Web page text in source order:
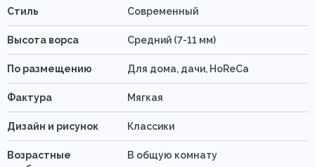
Стиль Современный
Высота ворса Средний (7-11 мм)
По размещению Для дома, дачи, HoReCa
Фактура Мягкая
Дизайн и рисунок Классики
Возрастные
В общую комнату